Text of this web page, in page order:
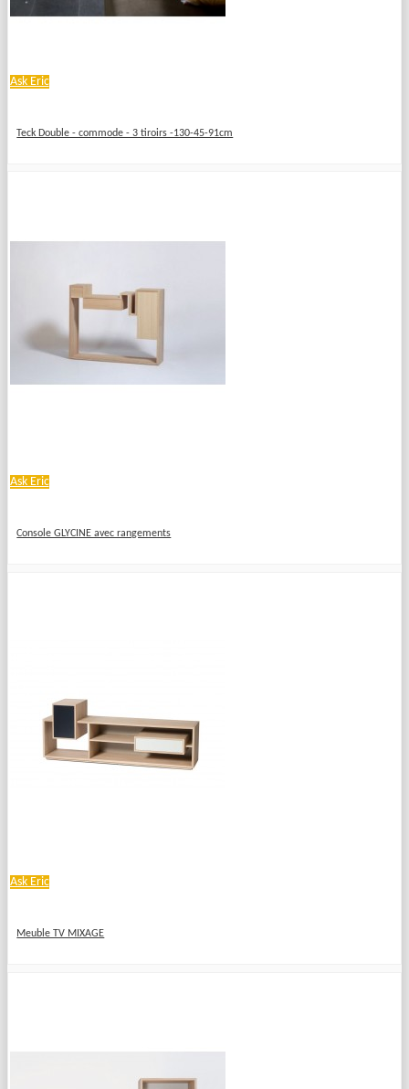
Ask Eric
Teck Double - commode - 3 tiroirs -130-45-91cm
Ask Eric
Console GLYCINE avec rangements
Ask Eric
Meuble TV MIXAGE